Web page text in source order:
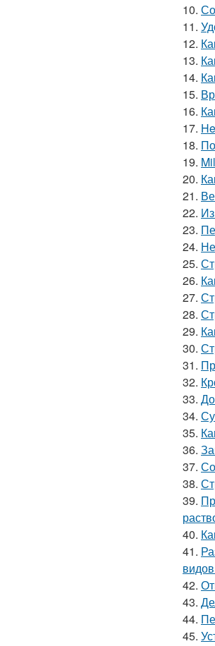
10.
11.
12.
13.
14.
15.
16.
17.
18.
19.
20.
21.
22.
23.
24.
25.
26.
27.
28.
29.
30.
31.
32.
33.
34.
35.
36.
37.
38.
39.
40.
41.
42.
43.
44.
45.